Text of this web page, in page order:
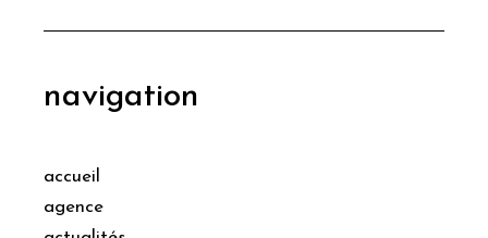
navigation
accueil
agence